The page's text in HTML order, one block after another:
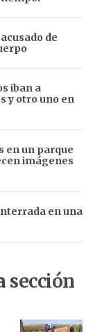
de
iban a
y otro uno en
en un parque
imágenes
en una
sección